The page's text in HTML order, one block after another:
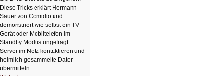
Diese Tricks erklärt Hermann
Sauer von Comidio und
demonstriert wie selbst ein TV-
Gerät oder Mobiltelefon im
Standby Modus ungefragt
Server im Netz kontaktieren und
heimlich gesammelte Daten
übermitteln.